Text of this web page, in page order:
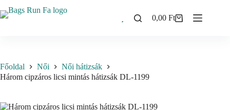
to
Shopping
0,00Ft
Főoldal Női
Női hátizsák
Három cipzáros licsi mintás hátizsák DL-1199